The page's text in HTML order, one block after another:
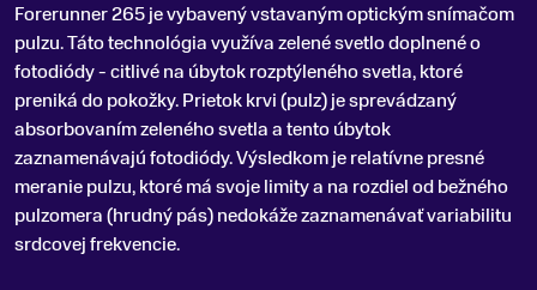
Forerunner 265 je vybavený vstavaným optickým snímačom
pulzu. Táto technológia využíva zelené svetlo doplnené o
fotodiódy - citlivé na úbytok rozptýleného svetla, ktoré
preniká do pokožky. Prietok krvi (pulz) je sprevádzaný
absorbovaním zeleného svetla a tento úbytok
zaznamenávajú fotodiódy. Výsledkom je relatívne presné
meranie pulzu, ktoré má svoje limity a na rozdiel od bežného
pulzomera (hrudný pás) nedokáže zaznamenávať variabilitu
srdcovej frekvencie.